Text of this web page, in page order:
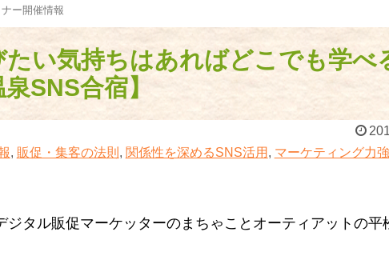
ー開催情報
たい気持ちはあればどこでも学べ
泉SNS合宿】
, 販促・集客の法則 , 関係性を深めるSNS活用 , マーケティング力
ジタル販促マーケッターのまちゃことオーティアットの平